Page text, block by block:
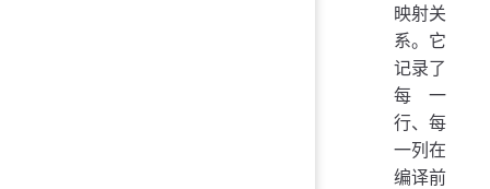
映射关
系。它
记录了
每一
行、每
一列在
编译前